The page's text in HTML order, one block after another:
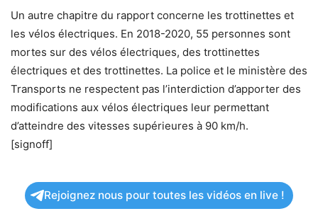
Un autre chapitre du rapport concerne les trottinettes et
les vélos électriques. En 2018-2020, 55 personnes sont
mortes sur des vélos électriques, des trottinettes
électriques et des trottinettes. La police et le ministère des
Transports ne respectent pas l’interdiction d’apporter des
modifications aux vélos électriques leur permettant
d’atteindre des vitesses supérieures à 90 km/h.
[signoff]
Rejoignez nous pour toutes les vidéos en live !